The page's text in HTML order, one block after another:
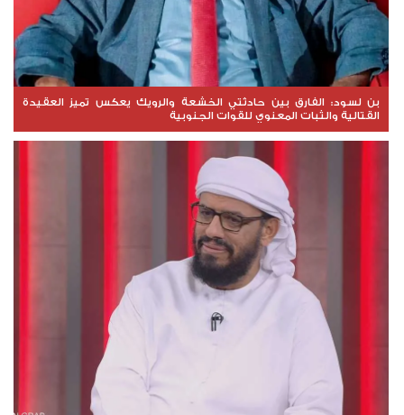
بن لسود: الفارق بين حادثتي الخشعة والرويك يعكس تميز العقيدة
القتالية والثبات المعنوي للقوات الجنوبية